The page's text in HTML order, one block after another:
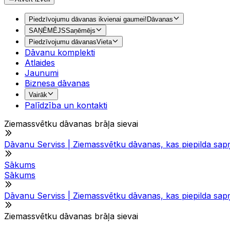
Piedzīvojumu dāvanas ikvienai gaumei!Dāvanas
SAŅĒMĒJSSaņēmējs
Piedzīvojumu dāvanasVieta
Dāvanu komplekti
Atlaides
Jaunumi
Biznesa dāvanas
Vairāk
Palīdzība un kontakti
Ziemassvētku dāvanas brāļa sievai
Dāvanu Serviss | Ziemassvētku dāvanas, kas piepilda
Sākums
Sākums
Dāvanu Serviss | Ziemassvētku dāvanas, kas piepilda
Ziemassvētku dāvanas brāļa sievai